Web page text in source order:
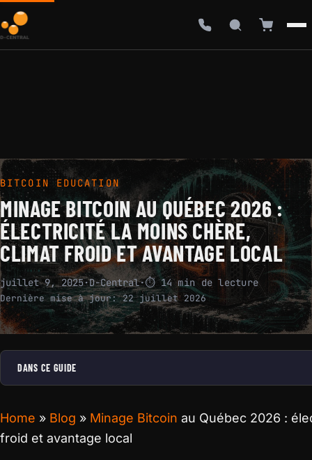
BITCOIN EDUCATION
MINAGE BITCOIN AU QUÉBEC 2026 :
ÉLECTRICITÉ LA MOINS CHÈRE,
CLIMAT FROID ET AVANTAGE LOCAL
juillet 9, 2025·D-Central·⏱ 14 min de lecture
Dernière mise à jour:22 juillet 2026
DANS CE GUIDE
Home » Blog » Minage Bitcoin au Québec 2026 :
froid et avantage local